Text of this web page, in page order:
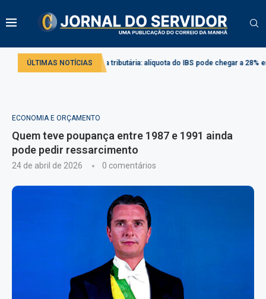
ÚLTIMAS NOTÍCIAS
Reforma tributária: alíquota do IBS pode chegar a 28% em 2033
ECONOMIA E ORÇAMENTO
Quem teve poupança entre 1987 e 1991 ainda
pode pedir ressarcimento
24 de abril de 2026 0 comentários